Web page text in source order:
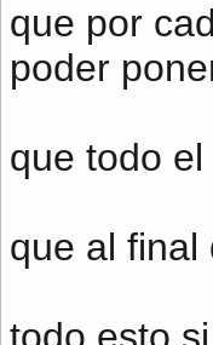
que por
poder
que todo
que al final